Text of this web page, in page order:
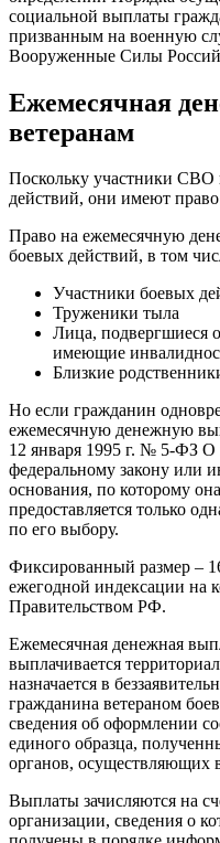
социальной выплаты
призванным на военную
Вооруженные Силы
Ежемесячная
ветеранам
Поскольку участники СВО
действий, они имеют
Право на ежемесячную
боевых действий, в том
Участники боевых
Труженики тыла
Лица, подвергшиеся
имеющие
Близкие
Но если гражданин
ежемесячную денежную
12 января 1995 г. № 5-ФЗ О
федеральному закону или
основания, по которому
предоставляется только
по его выбору.
Фиксированный размер –
ежегодной индексации на
Правительством РФ.
Ежемесячная денежная
выплачивается
назначается в
гражданина ветераном
сведения об оформлении
единого образца,
органов, осуществляющих
Выплаты зачисляются на
организации, сведения о